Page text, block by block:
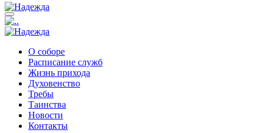
О соборе
Расписание служб
Жизнь прихода
Духовенство
Требы
Таинства
Новости
Контакты